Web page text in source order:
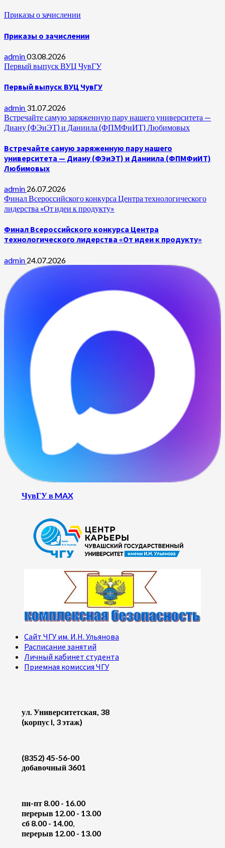
Приказы о зачислении
Приказы о зачислении
admin03.08.2026
Первый выпуск ВУЦ ЧувГУ
Первый выпуск ВУЦ ЧувГУ
admin 31.07.2026
Встречайте самую заряженную пару нашего университета —
Диану (ФЭиЭТ) и Даниила (ФПМФиИТ) Любимовых
Встречайте самую заряженную пару нашего
университета — Диану (ФЭиЭТ) и Даниила (ФПМФиИТ)
Любимовых
admin 26.07.2026
Финал Всероссийского конкурса Центра технологического
лидерства «От идеи к продукту»
Финал Всероссийского конкурса Центра
технологического лидерства «От идеи к продукту»
admin 24.07.2026
ЧувГУ в MAX
Сайт ЧГУ им. И.Н. Ульянова
Расписание занятий
Личный кабинет студента
Приемная комиссия ЧГУ
ул. Университетская, 38
(корпус I, 3 этаж)
(8352) 45-56-00
добавочный 3601
пн-пт 8.00 - 16.00
перерыв 12.00 - 13.00
cб 8.00 - 14.00,
перерыв 12.00 - 13.00